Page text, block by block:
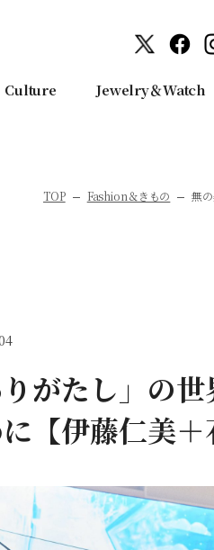
Culture Jewelry＆Watch
TOP Fashion＆きもの 無
がたし」の
【伊藤仁美